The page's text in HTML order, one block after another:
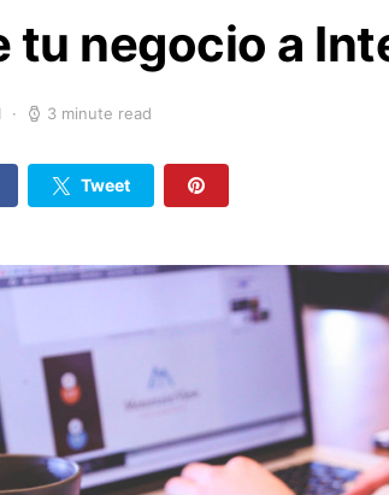
tu negocio a
3 minute read
Tweet